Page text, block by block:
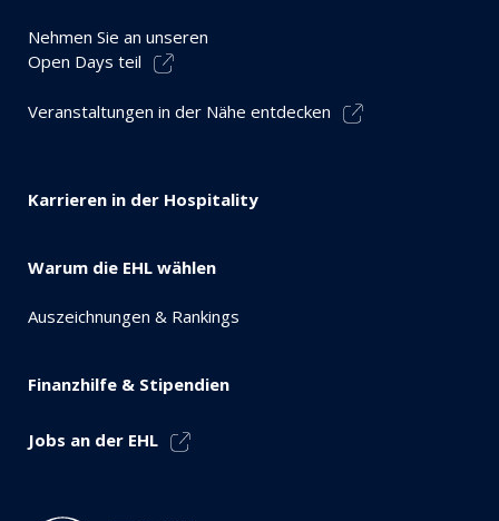
Nehmen Sie an unseren
Open Days teil
Veranstaltungen in der Nähe entdecken
Karrieren in der Hospitality
Warum die EHL wählen
Auszeichnungen & Rankings
Finanzhilfe & Stipendien
Jobs an der EHL